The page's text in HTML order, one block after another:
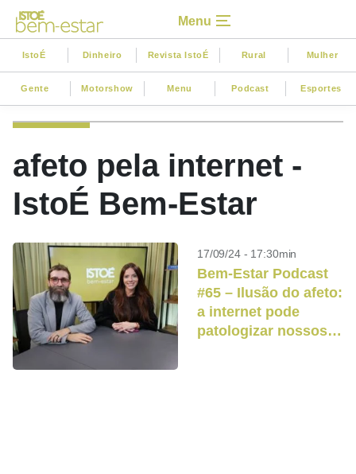
Menu
IstoÉ Dinheiro Revista IstoÉ Rural Mulher
Gente Motorshow Menu Podcast Esportes
afeto pela internet -
IstoÉ Bem-Estar
17/09/24 - 17:30min
Bem-Estar Podcast
#65 – Ilusão do afeto:
a internet pode
patologizar nossos